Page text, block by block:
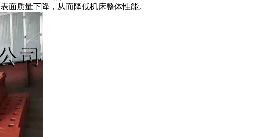
面质量下降，从而降低机床整体性能。